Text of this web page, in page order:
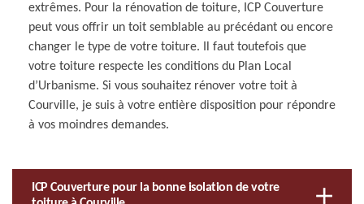
extrêmes. Pour la rénovation de toiture, ICP Couverture
peut vous offrir un toit semblable au précédant ou encore
changer le type de votre toiture. Il faut toutefois que
votre toiture respecte les conditions du Plan Local
d’Urbanisme. Si vous souhaitez rénover votre toit à
Courville, je suis à votre entière disposition pour répondre
à vos moindres demandes.
ICP Couverture pour la bonne isolation de votre